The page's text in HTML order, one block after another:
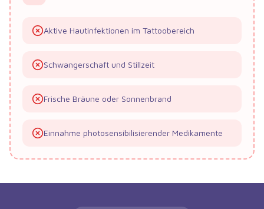
Aktive Hautinfektionen im Tattoobereich
Schwangerschaft und Stillzeit
Frische Bräune oder Sonnenbrand
Einnahme photosensibilisierender Medikamente